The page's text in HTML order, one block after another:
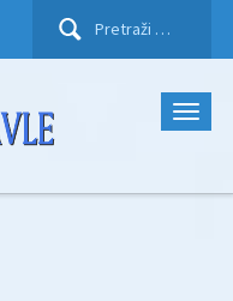
Pretraži: